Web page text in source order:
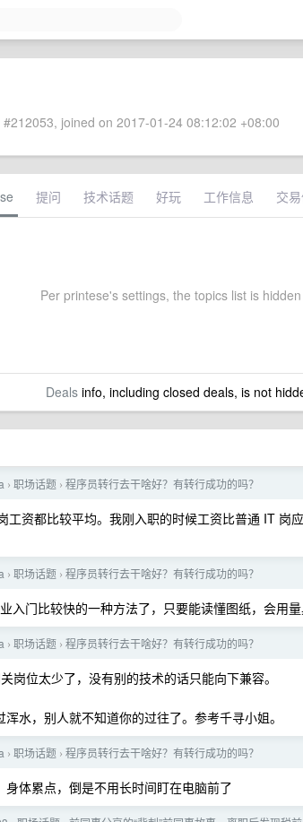
joined on 2017-01-24 08:12:02 +08:00
提问 技术话题 好玩 工作信息 交
Per printese's settings, the topics list is hidden
Dealsinfo, including closed deals, is not
› 职场话题 › 程序员转行去干啥好？有转行成功的吗？
工资都比较平均。我刚入职的时候工资比普通 IT 岗
› 职场话题 › 程序员转行去干啥好？有转行成功的吗？
入门比较快的一种方法了，只要能读懂图纸，会用
› 职场话题 › 程序员转行去干啥好？有转行成功的吗？
岗位太少了，没有别的技术的话只能向下兼容。
水，别人就不知道你的过往了。参考千寻小姐。
› 职场话题 › 程序员转行去干啥好？有转行成功的吗？
身体累点，倒是不用长时间盯在电脑前了